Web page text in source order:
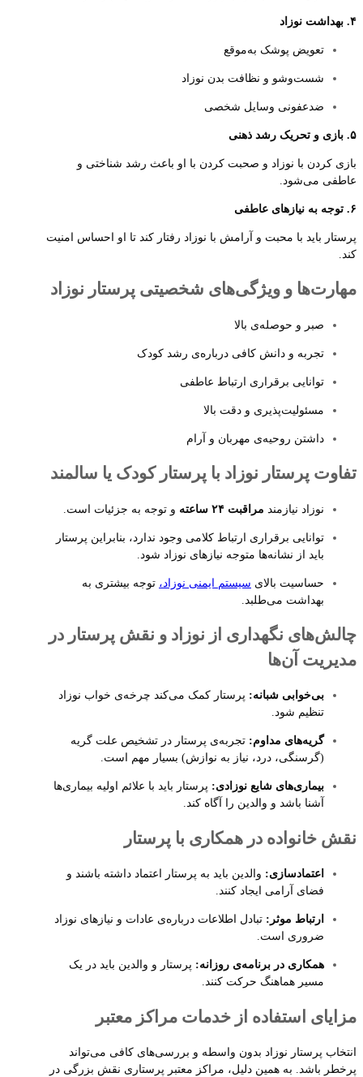
۴. بهداشت نوزاد
تعویض پوشک به‌موقع
شست‌وشو و نظافت بدن نوزاد
ضدعفونی وسایل شخصی
۵. بازی و تحریک رشد ذهنی
بازی کردن با نوزاد و صحبت کردن با او باعث رشد شناختی و
عاطفی می‌شود.
۶. توجه به نیازهای عاطفی
پرستار باید با محبت و آرامش با نوزاد رفتار کند تا او احساس امنیت
کند.
مهارت‌ها و ویژگی‌های شخصیتی پرستار نوزاد
صبر و حوصله‌ی بالا
تجربه و دانش کافی درباره‌ی رشد کودک
توانایی برقراری ارتباط عاطفی
مسئولیت‌پذیری و دقت بالا
داشتن روحیه‌ی مهربان و آرام
تفاوت پرستار نوزاد با پرستار کودک یا سالمند
نوزاد نیازمند مراقبت ۲۴ ساعته و توجه به جزئیات است.
توانایی برقراری ارتباط کلامی وجود ندارد، بنابراین پرستار
باید از نشانه‌ها متوجه نیازهای نوزاد شود.
حساسیت بالای سیستم ایمنی نوزاد، توجه بیشتری به
بهداشت می‌طلبد.
چالش‌های نگهداری از نوزاد و نقش پرستار در
مدیریت آن‌ها
بی‌خوابی شبانه: پرستار کمک می‌کند چرخه‌ی خواب نوزاد
تنظیم شود.
گریه‌های مداوم: تجربه‌ی پرستار در تشخیص علت گریه
(گرسنگی، درد، نیاز به نوازش) بسیار مهم است.
بیماری‌های شایع نوزادی: پرستار باید با علائم اولیه بیماری‌ها
آشنا باشد و والدین را آگاه کند.
نقش خانواده در همکاری با پرستار
اعتمادسازی: والدین باید به پرستار اعتماد داشته باشند و
فضای آرامی ایجاد کنند.
ارتباط موثر: تبادل اطلاعات درباره‌ی عادات و نیازهای نوزاد
ضروری است.
همکاری در برنامه‌ی روزانه: پرستار و والدین باید در یک
مسیر هماهنگ حرکت کنند.
مزایای استفاده از خدمات مراکز معتبر
انتخاب پرستار نوزاد بدون واسطه و بررسی‌های کافی می‌تواند
پرخطر باشد. به همین دلیل، مراکز معتبر پرستاری نقش بزرگی در